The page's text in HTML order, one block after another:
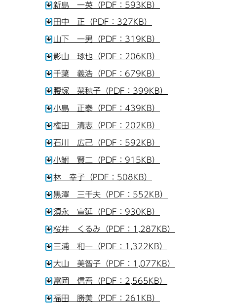
新島 一英（PDF：593KB）
田中 正（PDF：327KB）
山下 一男（PDF：319KB）
影山 琢也（PDF：206KB）
千葉 義浩（PDF：679KB）
腰塚 菜穂子（PDF：399KB）
小島 正泰（PDF：439KB）
権田 清志（PDF：202KB）
石川 広己（PDF：592KB）
小鮒 賢二（PDF：915KB）
林 幸子（PDF：508KB）
黒澤 三千夫（PDF：552KB）
須永 宣延（PDF：930KB）
桜井 くるみ（PDF：1,287KB）
三浦 和一（PDF：1,322KB）
大山 美智子（PDF：1,077KB）
富岡 信吾（PDF：2,565KB）
福田 勝美（PDF：261KB）